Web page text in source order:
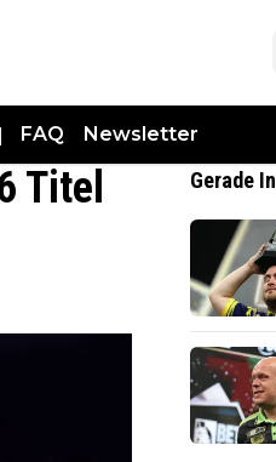
FAQ Newsletter
Titel
Gerade In